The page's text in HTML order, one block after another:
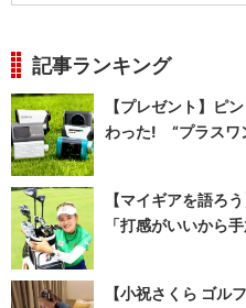
記事ランキング
【プレゼント】ピ
わった! “プラスワ
【マイギアを語ろ
「打感がいいから
【小祝さくら ゴ